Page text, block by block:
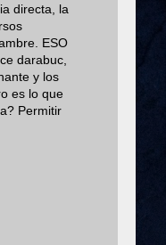
directa, la
ESO
darabuc,
y los
es lo que
Permitir